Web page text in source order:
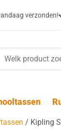
verzonden!
/ Kipling